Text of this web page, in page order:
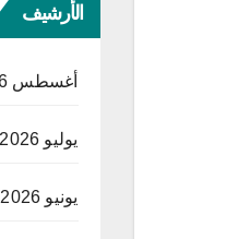
الأرشيف
أغسطس 2026
يوليو 2026
يونيو 2026